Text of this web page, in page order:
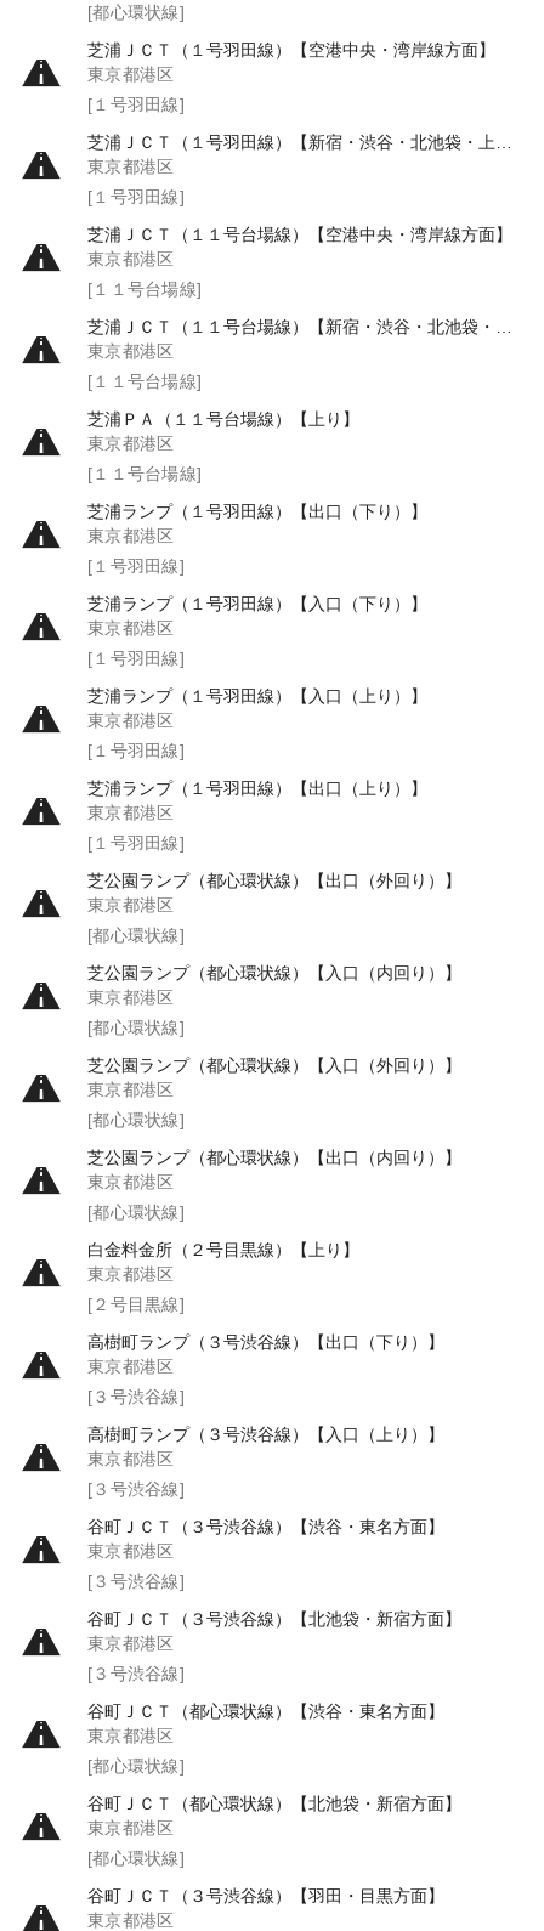
[都心環状線]
芝浦ＪＣＴ（１号羽田線）【空港中央・湾岸線方面】
東京都港区
[１号羽田線]
芝浦ＪＣＴ（１号羽田線）【新宿・渋谷・北池袋・上野方面】
東京都港区
[１号羽田線]
芝浦ＪＣＴ（１１号台場線）【空港中央・湾岸線方面】
東京都港区
[１１号台場線]
芝浦ＪＣＴ（１１号台場線）【新宿・渋谷・北池袋・上野方面】
東京都港区
[１１号台場線]
芝浦ＰＡ（１１号台場線）【上り】
東京都港区
[１１号台場線]
芝浦ランプ（１号羽田線）【出口（下り）】
東京都港区
[１号羽田線]
芝浦ランプ（１号羽田線）【入口（下り）】
東京都港区
[１号羽田線]
芝浦ランプ（１号羽田線）【入口（上り）】
東京都港区
[１号羽田線]
芝浦ランプ（１号羽田線）【出口（上り）】
東京都港区
[１号羽田線]
芝公園ランプ（都心環状線）【出口（外回り）】
東京都港区
[都心環状線]
芝公園ランプ（都心環状線）【入口（内回り）】
東京都港区
[都心環状線]
芝公園ランプ（都心環状線）【入口（外回り）】
東京都港区
[都心環状線]
芝公園ランプ（都心環状線）【出口（内回り）】
東京都港区
[都心環状線]
白金料金所（２号目黒線）【上り】
東京都港区
[２号目黒線]
高樹町ランプ（３号渋谷線）【出口（下り）】
東京都港区
[３号渋谷線]
高樹町ランプ（３号渋谷線）【入口（上り）】
東京都港区
[３号渋谷線]
谷町ＪＣＴ（３号渋谷線）【渋谷・東名方面】
東京都港区
[３号渋谷線]
谷町ＪＣＴ（３号渋谷線）【北池袋・新宿方面】
東京都港区
[３号渋谷線]
谷町ＪＣＴ（都心環状線）【渋谷・東名方面】
東京都港区
[都心環状線]
谷町ＪＣＴ（都心環状線）【北池袋・新宿方面】
東京都港区
[都心環状線]
谷町ＪＣＴ（３号渋谷線）【羽田・目黒方面】
東京都港区